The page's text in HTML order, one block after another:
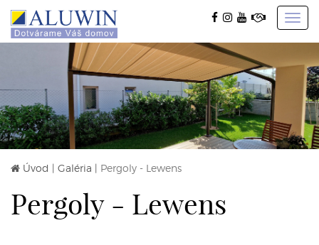
Úvod | Galéria | Pergoly - Lewens
Pergoly - Lewens